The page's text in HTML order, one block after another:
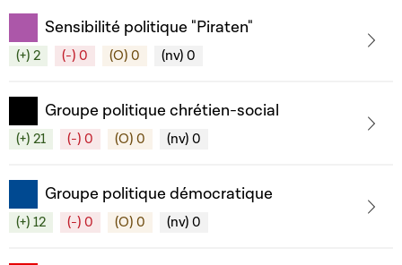
Sensibilité politique "Piraten"
(+) 2 (-) 0 (O) 0 (nv) 0
Groupe politique chrétien-social
(+) 21 (-) 0 (O) 0 (nv) 0
Groupe politique démocratique
(+) 12 (-) 0 (O) 0 (nv) 0